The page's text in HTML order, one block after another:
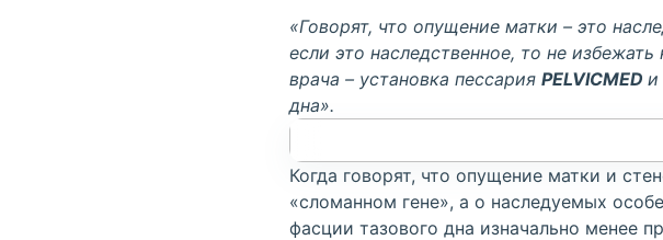
«Говорят, что опущение матки – это
если это наследственное, то не
врача – установка пессария PELVICMED и
дна».
Когда говорят, что опущение матки и
«сломанном гене», а о наследуемых
фасции тазового дна изначально менее